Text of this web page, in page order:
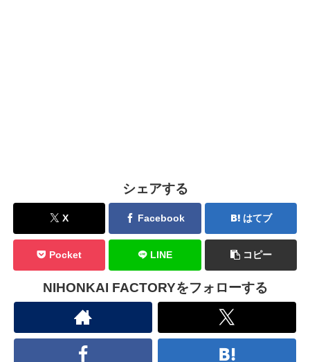
シェアする
X Facebook はてブ
Pocket LINE コピー
NIHONKAI FACTORYをフォローする